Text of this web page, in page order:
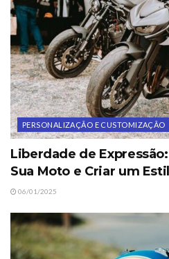
PERSONALIZAÇÃO E CUSTOMIZAÇÃO
Liberdade de
Sua Moto e Criar um
06/01/2025